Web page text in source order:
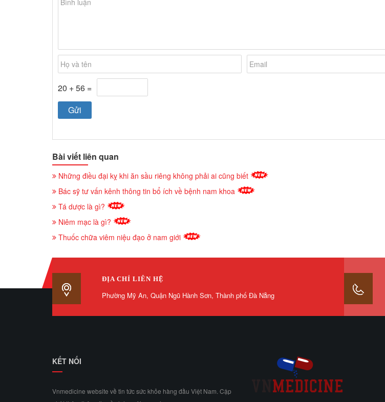
20 + 56 =
Bài viết liên quan
Những điều đại kỵ khi ăn sầu riêng không phải ai cũng biết
Bác sỹ tư vấn kênh thông tin bổ ích về bệnh nam khoa
Tá dược là gì?
Niêm mạc là gì?
Thuốc chữa viêm niệu đạo ở nam giới
ĐỊA CHỈ LIÊN HỆ
Phường Mỹ An, Quận Ngũ Hành Sơn, Thành phố Đà Nẵng
KẾT NỐI
Vnmedicine website về tin tức sức khỏe hàng đầu Việt Nam. Cập